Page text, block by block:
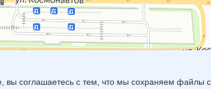
соглашаетесь с тем, что мы сохраняем файлы